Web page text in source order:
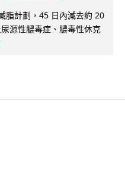
脂計劃，45 日內減去約 20
源性膿毒症、膿毒性休克